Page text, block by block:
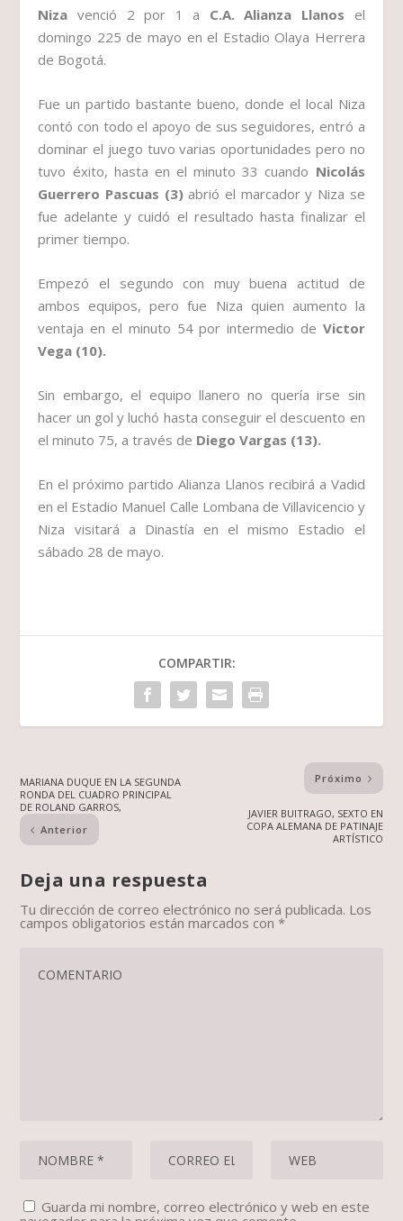
Niza venció 2 por 1 a C.A. Alianza Llanos el
domingo 225 de mayo en el Estadio Olaya Herrera
de Bogotá.
Fue un partido bastante bueno, donde el local Niza
contó con todo el apoyo de sus seguidores, entró a
dominar el juego tuvo varias oportunidades pero no
tuvo éxito, hasta en el minuto 33 cuando Nicolás
Guerrero Pascuas (3)abrió el marcador y Niza se
fue adelante y cuidó el resultado hasta finalizar el
primer tiempo.
Empezó el segundo con muy buena actitud de
ambos equipos, pero fue Niza quien aumento la
ventaja en el minuto 54 por intermedio de Victor
Vega (10).
Sin embargo, el equipo llanero no quería irse sin
hacer un gol y luchó hasta conseguir el descuento en
el minuto 75, a través de Diego Vargas (13).
En el próximo partido Alianza Llanos recibirá a Vadid
en el Estadio Manuel Calle Lombana de Villavicencio y
Niza visitará a Dinastía en el mismo Estadio el
sábado 28 de mayo.
COMPARTIR:
MARIANA DUQUE EN LA SEGUNDA
RONDA DEL CUADRO PRINCIPAL
DE ROLAND GARROS,
Anterior
Próximo
JAVIER BUITRAGO, SEXTO EN
COPA ALEMANA DE PATINAJE
ARTÍSTICO
Deja una respuesta
Tu dirección de correo electrónico no será publicada. Los
campos obligatorios están marcados con*
Guarda mi nombre, correo electrónico y web en este